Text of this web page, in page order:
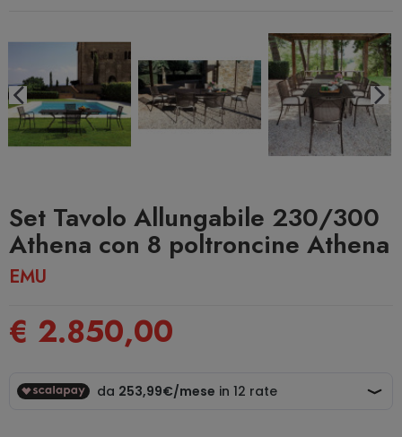
Set Tavolo Allungabile 230/300
Athena con 8 poltroncine Athena
EMU
€ 2.850,00